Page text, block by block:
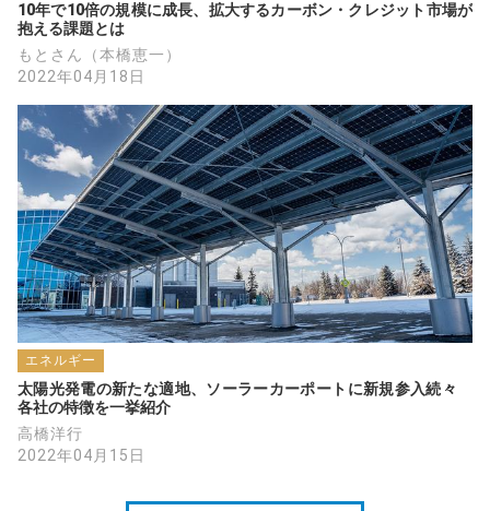
10年で10倍の規模に成長、拡大するカーボン・クレジット市場が
抱える課題とは
もとさん（本橋恵一）
2022年04月18日
エネルギー
太陽光発電の新たな適地、ソーラーカーポートに新規参入続々
各社の特徴を一挙紹介
高橋洋行
2022年04月15日